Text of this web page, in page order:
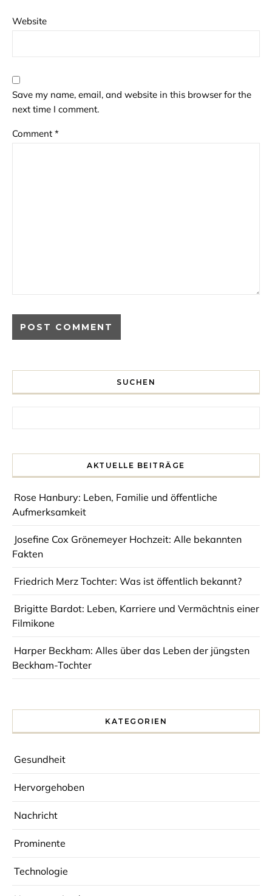
Website
Save my name, email, and website in this browser for the
next time I comment.
Comment *
SUCHEN
AKTUELLE BEITRÄGE
Rose Hanbury: Leben, Familie und öffentliche
Aufmerksamkeit
Josefine Cox Grönemeyer Hochzeit: Alle bekannten
Fakten
Friedrich Merz Tochter: Was ist öffentlich bekannt?
Brigitte Bardot: Leben, Karriere und Vermächtnis einer
Filmikone
Harper Beckham: Alles über das Leben der jüngsten
Beckham-Tochter
KATEGORIEN
Gesundheit
Hervorgehoben
Nachricht
Prominente
Technologie